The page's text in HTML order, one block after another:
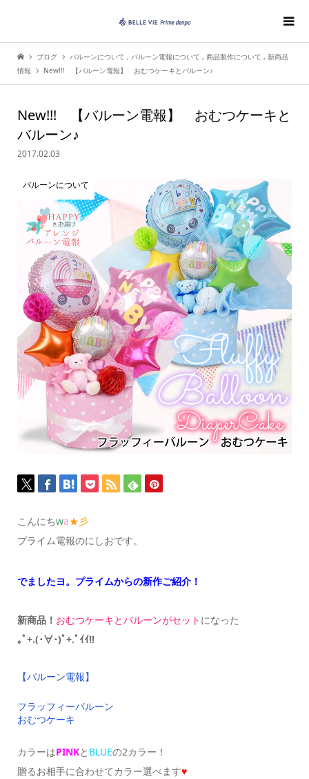
ブログ バルーンについて , バルーン電報について , 商品製作について , 新商品
情報
New!!! 【バルーン電報】 おむつケーキとバルーン♪
New!!! 【バルーン電報】 おむつケーキと
バルーン♪
2017.02.03
バルーンについて
こんにちwa★彡
プライム電報のにしおです。
でましたヨ。プライムからの新作ご紹介！
新商品！ おむつケーキとバルーンがセット になった
｡ﾟ+.(･∀･)ﾟ+.ﾟｲｲ!!
【バルーン電報】
フラッフィーバルーン
おむつケーキ
カラーはPINKと BLUEの2カラー！
贈るお相手に合わせてカラー選べます♥